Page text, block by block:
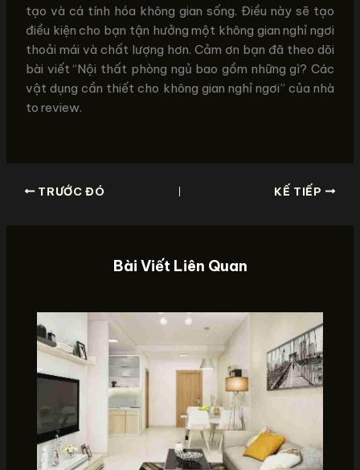
tạo và cá tính hóa không gian sống. Điều này sẽ tạo
điều kiện cho bạn tận hưởng một không gian nghỉ ngơi
thoải mái và chất lượng hơn. Cảm ơn bạn đã theo dõi
bài viết “Nội thất phòng ngủ bao gồm những gì? Các
vật dụng cần thiết cho không gian nghỉ ngơi” của nhà
to review.
TRƯỚC ĐÓ KẾ TIẾP
Bài Viết Liên Quan